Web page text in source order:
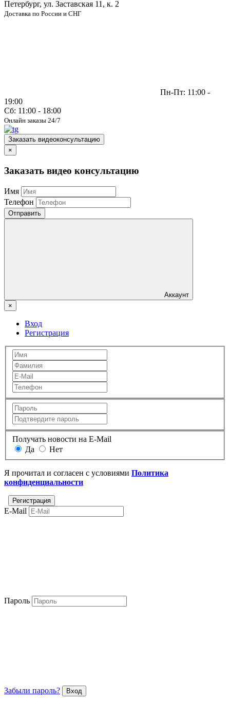
Петербург, ул. Заставская 11, к. 2
Доставка по России и СНГ
Пн-Пт: 11:00 -
19:00
Сб: 11:00 - 18:00
Онлайн заказы 24/7
Заказать видеоконсультацию
×
Заказать видео консультацию
Имя
Телефон
Отправить
Аккаунт
×
Вход
Регистрация
Получать новости на E-Mail
Да
Нет
Я прочитал и согласен с условиями Политика
конфиденциальности
E-Mail
Пароль
Забыли пароль?